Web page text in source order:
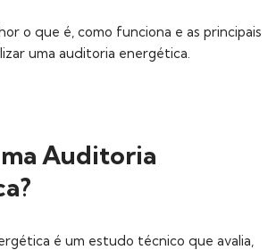
o que é, como funciona e as principais
uma auditoria energética.
Auditoria
é um estudo técnico que avalia,